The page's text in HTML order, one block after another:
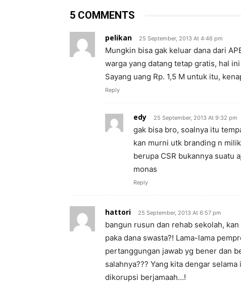
5 COMMENTS
pelikan 25 September, 2013 At 4:46 pm
Mungkin bisa gak keluar dana dari
warga yang datang tetap gratis, hal
Sayang uang Rp. 1,5 M untuk itu,
Reply
edy 25 September, 2013 At 9:32 pm
gak bisa bro, soalnya itu
kan murni utk branding n
berupa CSR bukannya suatu
monas
Reply
hattori 25 September, 2013 At 6:57 pm
bangun rusun dan rehab sekolah,
paka dana swasta?! Lama-lama
pertanggungan jawab yg bener dan
salahnya??? Yang kita dengar
dikorupsi berjamaah…!